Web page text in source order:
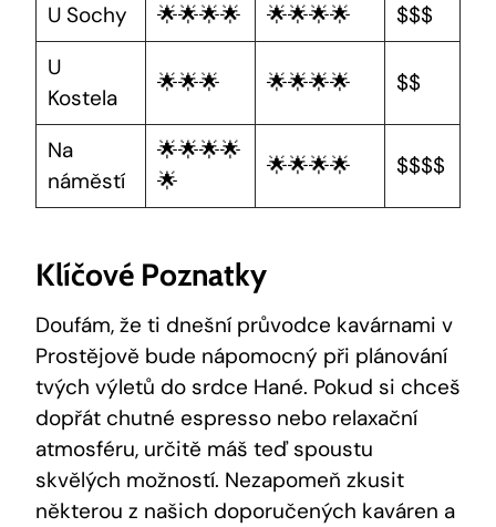
U Sochy 🌟🌟🌟🌟 🌟🌟🌟🌟
$$$
U
Kostela
🌟🌟🌟 🌟🌟🌟🌟 $$
Na
náměstí
🌟🌟🌟🌟
🌟
🌟🌟🌟🌟 $$$$
Klíčové Poznatky
Doufám, že ti dnešní průvodce kavárnami v
Prostějově bude nápomocný při plánování
tvých výletů do srdce Hané. Pokud si chceš
dopřát chutné espresso nebo relaxační
atmosféru, určitě máš teď spoustu
skvělých možností. Nezapomeň zkusit
některou z našich doporučených kaváren a